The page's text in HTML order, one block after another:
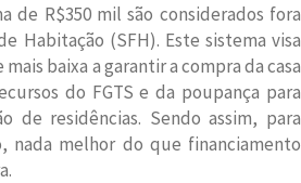
de R$350 mil são considerados fora
Habitação (SFH). Este sistema visa
baixa a garantir a compra da casa
do FGTS e da poupança para
de residências. Sendo assim, para
nada melhor do que financiamento